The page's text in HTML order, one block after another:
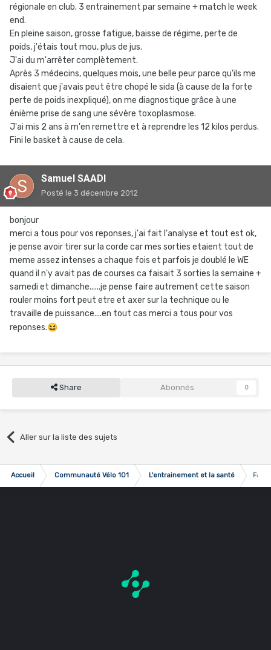
régionale en club. 3 entrainement par semaine + match le week
end.
En pleine saison, grosse fatigue, baisse de régime, perte de
poids, j'étais tout mou, plus de jus.
J'ai du m'arrêter complètement.
Après 3 médecins, quelques mois, une belle peur parce qu'ils me
disaient que j'avais peut être chopé le sida (à cause de la forte
perte de poids inexpliqué), on me diagnostique grâce à une
énième prise de sang une sévère toxoplasmose.
J'ai mis 2 ans à m'en remettre et à reprendre les 12 kilos perdus.
Fini le basket à cause de cela.
Samuel SAADI
Posté le 3 décembre 2012
bonjour
merci a tous pour vos reponses, j'ai fait l'analyse et tout est ok,
je pense avoir tirer sur la corde car mes sorties etaient tout de
meme assez intenses a chaque fois et parfois je doublé le WE
quand il n'y avait pas de courses ca faisait 3 sorties la semaine +
samedi et dimanche......je pense faire autrement cette saison
rouler moins fort peut etre et axer sur la technique ou le
travaille de puissance....en tout cas merci a tous pour vos
reponses.😆
Share Abonnés 0
Aller sur la liste des sujets
Accueil Communauté Vélo 101 L'entrainement et la santé